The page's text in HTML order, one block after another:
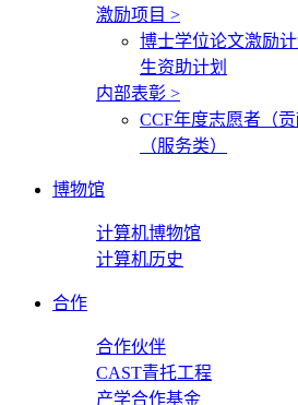
激励项目 >
博士学位论文激励计
生资助计划
内部表彰 >
CCF年度志愿者（贡
（服务类）
博物馆
计算机博物馆
计算机历史
合作
合作伙伴
CAST青托工程
产学合作基金